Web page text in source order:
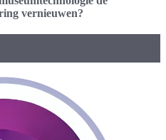
vernieuwen?